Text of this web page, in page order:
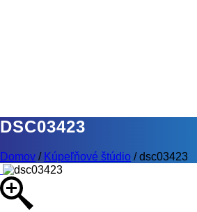
DSC03423
Domov / Kúpeľňové štúdio /dsc03423